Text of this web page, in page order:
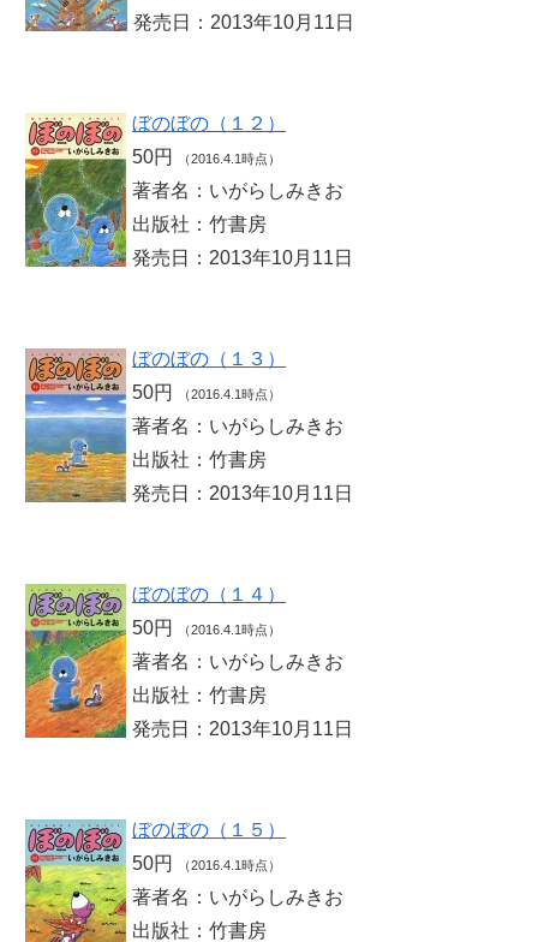
発売日：2013年10月11日
ぼのぼの（１２）
50円
（2016.4.1時点）
著者名：いがらしみきお
出版社：竹書房
発売日：2013年10月11日
ぼのぼの（１３）
50円
（2016.4.1時点）
著者名：いがらしみきお
出版社：竹書房
発売日：2013年10月11日
ぼのぼの（１４）
50円
（2016.4.1時点）
著者名：いがらしみきお
出版社：竹書房
発売日：2013年10月11日
ぼのぼの（１５）
50円
（2016.4.1時点）
著者名：いがらしみきお
出版社：竹書房